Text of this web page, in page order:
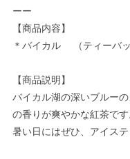
ーー
【商品内容】
＊バイカル （ティーバッ
【商品説明】
バイカル湖の深いブルー
の香りが爽やかな紅茶です
暑い日にはぜひ、アイス